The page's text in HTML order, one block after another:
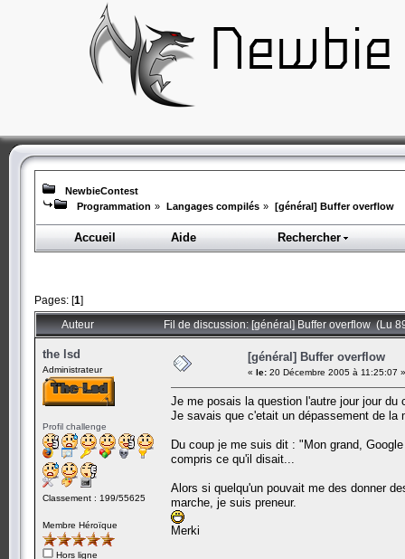
NewbieContest
Programmation » Langages compilés » [général] Buffer overflow
Accueil Aide Rechercher
Pages: [1]
Auteur Fil de discussion: [général] Buffer overflow (Lu
the lsd
Administrateur
Profil challenge
Classement : 199/55625
Membre Héroïque
Hors ligne
[général] Buffer overflow
« le: 20 Décembre 2005 à 11:25:07 »
Je me posais la question l'autre jour jour du
Je savais que c'etait un dépassement de la
Du coup je me suis dit : "Mon grand,
compris ce qu'il disait...
Alors si quelqu'un pouvait me des donner
marche, je suis preneur.
Merki